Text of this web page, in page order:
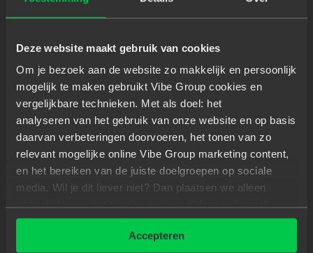
Deze website maakt gebruik van cookies
Om je bezoek aan de website zo makkelijk en persoonlijk
mogelijk te maken gebruikt Vibe Group cookies en
vergelijkbare technieken. Met als doel: het
analyseren van het gebruik van onze website en op basis
daarvan verbeteringen doorvoeren, het tonen van zo
relevant mogelijke online Vibe Group marketing content,
en het bereiken van de juiste doelgroepen op sociale
media. Wil je dit liever niet? Dan plaatsen we alleen
essentiële- en statistische cookies tijdens je bezoek.
Meer weten? Klik hierboven op 'Details' of lees onze
Accepteren